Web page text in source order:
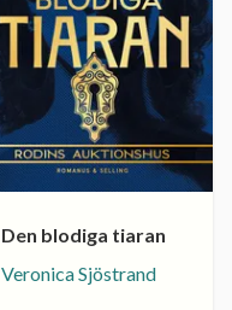
Den blodiga tiaran
Veronica Sjöstrand